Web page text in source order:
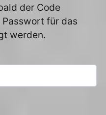
der Code
für das
werden.